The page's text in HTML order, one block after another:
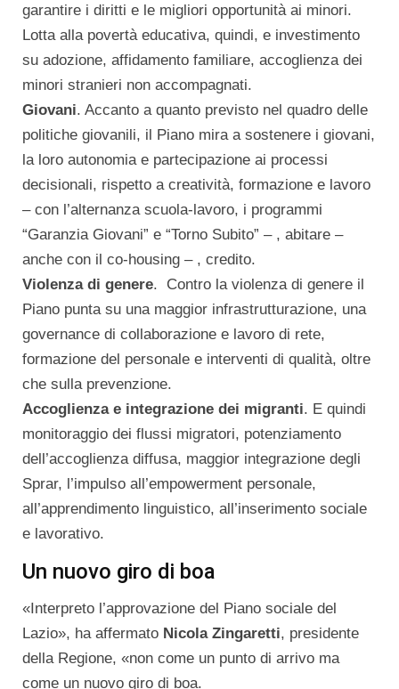
garantire i diritti e le migliori opportunità ai minori.
Lotta alla povertà educativa, quindi, e investimento
su adozione, affidamento familiare, accoglienza dei
minori stranieri non accompagnati.
Giovani. Accanto a quanto previsto nel quadro delle
politiche giovanili, il Piano mira a sostenere i giovani,
la loro autonomia e partecipazione ai processi
decisionali, rispetto a creatività, formazione e lavoro
– con l’alternanza scuola-lavoro, i programmi
“Garanzia Giovani” e “Torno Subito” – , abitare –
anche con il co-housing – , credito.
Violenza di genere. Contro la violenza di genere il
Piano punta su una maggior infrastrutturazione, una
governance di collaborazione e lavoro di rete,
formazione del personale e interventi di qualità, oltre
che sulla prevenzione.
Accoglienza e integrazione dei migranti. E quindi
monitoraggio dei flussi migratori, potenziamento
dell’accoglienza diffusa, maggior integrazione degli
Sprar, l’impulso all’empowerment personale,
all’apprendimento linguistico, all’inserimento sociale
e lavorativo.
Un nuovo giro di boa
«Interpreto l’approvazione del Piano sociale del
Lazio», ha affermato Nicola Zingaretti, presidente
della Regione, «non come un punto di arrivo ma
come un nuovo giro di boa.